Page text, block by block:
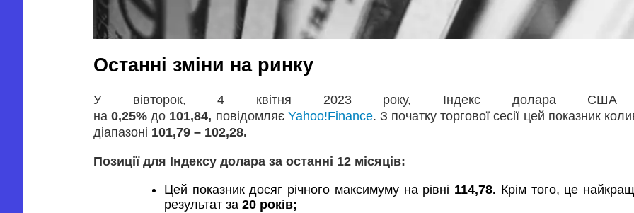
Останні зміни на ринку
У вівторок, 4 квітня 2023 року, Індекс долара США
на0,25% до 101,84, повідомляє Yahoo!Finance. З початку торгової сесії цей показник
діапазоні 101,79 – 102,28.
Позиції для Індексу долара за останні 12 місяців:
Цей показник досяг річного максимуму на рівні 114,78. Крім того, це
результат за 20 років;